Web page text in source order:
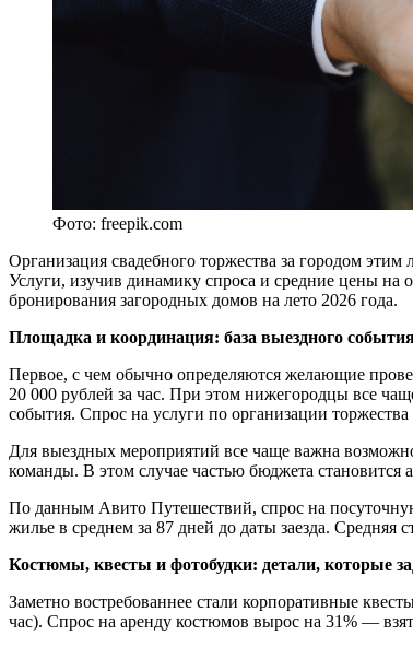
Фото: freepik.com
Организация свадебного торжества за городом
Услуги, изучив динамику спроса и средние цены на
бронирования загородных домов на лето 2026 года.
Площадка и координация: база выездного
Первое, с чем обычно определяются желающие
20 000 рублей за час. При этом нижегородцы все
события. Спрос на услуги по организации
Для выездных мероприятий все чаще важна
команды. В этом случае частью бюджета становится
По данным Авито Путешествий, спрос на
жилье в среднем за 87 дней до даты заезда. Средняя
Костюмы, квесты и фотобудки: детали, которые
Заметно востребованнее стали корпоративные
час). Спрос на аренду костюмов вырос на 31% —